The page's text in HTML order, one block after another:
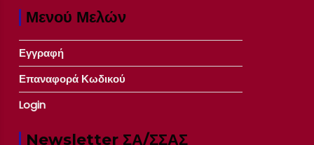
Μενού Μελών
Εγγραφή
Επαναφορά Κωδικού
Login
Newsletter ΣΑ/ΣΣΑΣ